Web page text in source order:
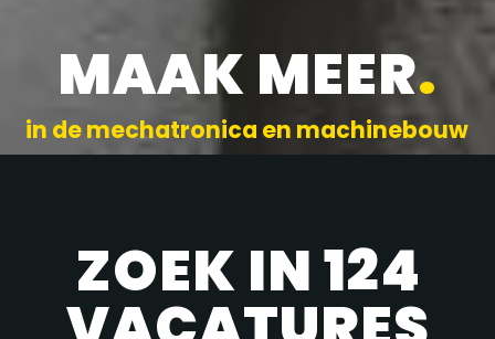
MAAK MEER.
in de mechatronica en machinebouw
ZOEK IN 124